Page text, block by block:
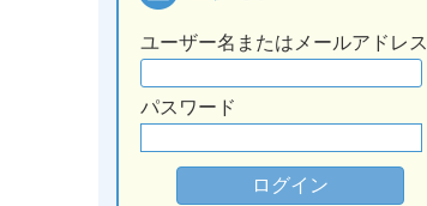
ユーザー名またはメールアドレス
パスワード